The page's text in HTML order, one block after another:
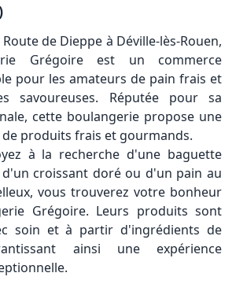
de Dieppe à Déville-lès-Rouen,
Grégoire est un commerce
pour les amateurs de pain frais et
savoureuses. Réputée pour sa
cette boulangerie propose une
produits frais et gourmands.
à la recherche d'une baguette
croissant doré ou d'un pain au
vous trouverez votre bonheur
Grégoire. Leurs produits sont
soin et à partir d'ingrédients de
ainsi une expérience